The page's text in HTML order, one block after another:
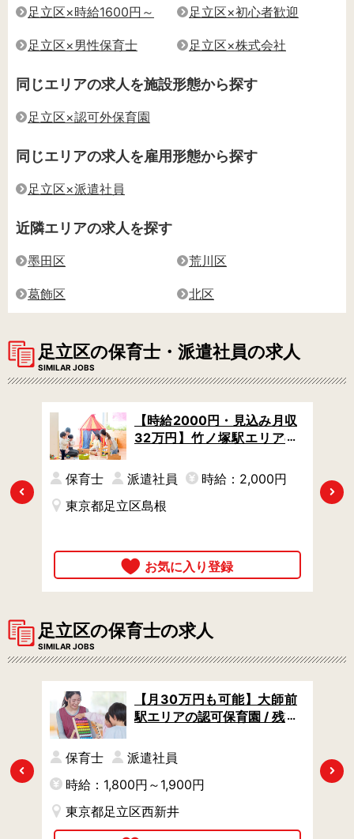
足立区×時給1600円～ 足立区×初心者歓迎
足立区×男性保育士 足立区×株式会社
同じエリアの求人を施設形態から探す
足立区×認可外保育園
同じエリアの求人を雇用形態から探す
足立区×派遣社員
近隣エリアの求人を探す
墨田区 荒川区
葛飾区 北区
足立区の保育士・派遣社員の求人
SIMILAR JOBS
Previous
【時給2000円・見込み月収
32万円】竹ノ塚駅エリアの
でスムーズに退勤 / 日数や時
間など相談OK
保育士 派遣社員
時給：2,000円
東京都足立区島根
Next
足立区の保育士の求人
SIMILAR JOBS
Previous
【月30万円も可能】大師前
駅エリアの認可保育園 / 残業
方に退勤OK / 土日祝休み
保育士
派遣社員
時給：1,800円～1,900円
東京都足立区西新井
Next